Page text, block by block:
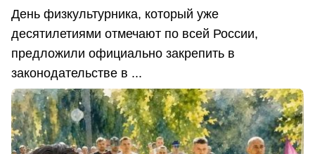
День физкультурника, который уже
десятилетиями отмечают по всей России,
предложили официально закрепить в
законодательстве в ...